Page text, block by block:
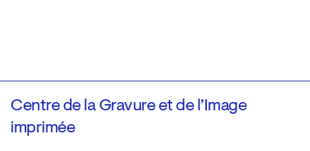
Centre de la Gravure et de l’Image
imprimée